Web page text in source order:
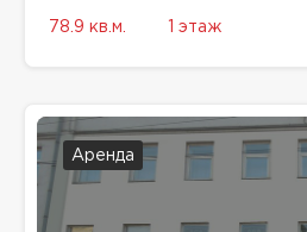
78.9 кв.м. 1 этаж
Аренда